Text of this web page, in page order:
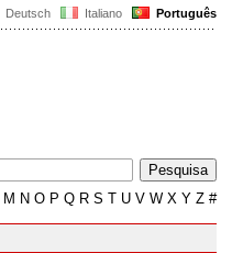
Deutsch Italiano Português
M N O P Q R S T U V W X Y Z #